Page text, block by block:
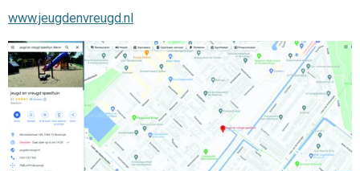
www.jeugdenvreugd.nl